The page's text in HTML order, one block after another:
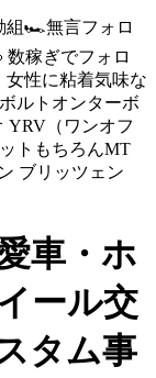
組🏎️無言フォロ
数稼ぎでフォロ
女性に粘着気味な
ルトオンターボ
YRV（ワンオフ
トもちろんMT
ブリッツェン
車・ホ
ール交
タム事